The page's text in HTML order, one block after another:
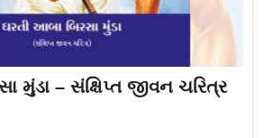
મુંડા – સંક્ષિપ્ત જીવન ચરિત્ર